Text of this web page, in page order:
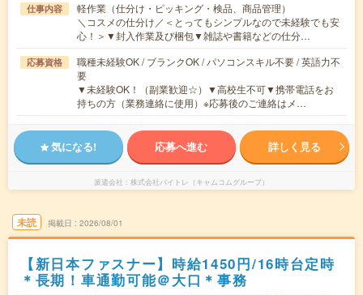
仕事内容
軽作業（仕分け・ピッキング・検品、商品管理）
＼コスメの仕分け／＜とってもシンプルなので未経験でも安
心！＞▼封入作業及び梱包▼雑誌や書籍などの仕分…
応募資格
職種未経験OK / ブランクOK / パソコンスキル不要 / 英語力不
要
▼未経験OK！（副業歓迎☆）▼高校生不可▼携帯電話をお
持ちの方（業務連絡に使用）※応募後のご連絡はメ…
気になる! 応募へ進む 詳しく見る
派遣会社 株式会社バイトレ（キャムコムグループ）
未読 掲載日 2026/08/01
【新日本ファスナー】時給1450円/16時台定時
＊長期！車通勤可能＠大口＊事務